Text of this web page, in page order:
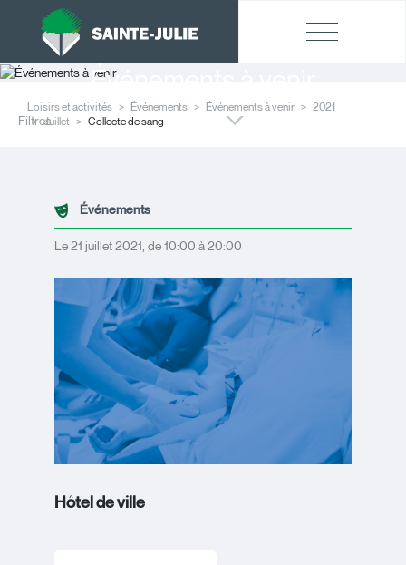
Événements à venir
Loisirs et activités Événements Événements à venir
2021
Juillet
Collecte de sang
Filtres
Événements
Le 21 juillet 2021, de 10:00 à 20:00
Hôtel de ville